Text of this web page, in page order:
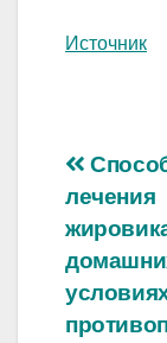
Источник
по
лечения